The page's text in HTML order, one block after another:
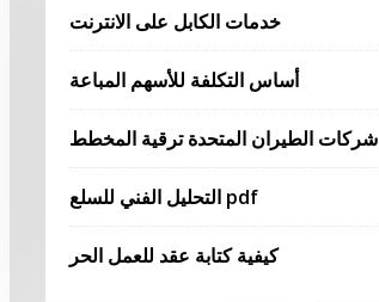
خدمات الكابل على الانترنت
أساس التكلفة للأسهم المباعة
شركات الطيران المتحدة ترقية المخطط
التحليل الفني للسلع pdf
كيفية كتابة عقد للعمل الحر